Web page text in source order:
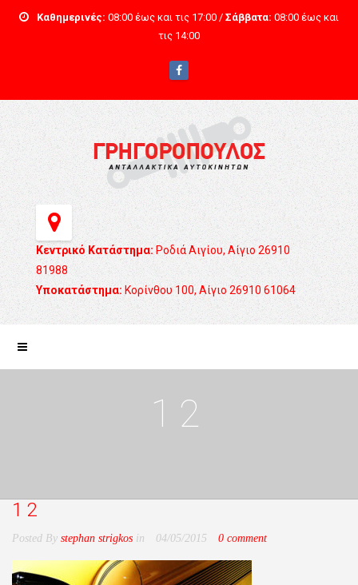
Καθημερινές: 08:00 έως και τις 17:00 / Σάββατα: 08:00 έως και
τις 14:00
Κεντρικό Κατάστημα: Ροδιά Αιγίου, Αίγιο 26910
81988
Υποκατάστημα: Κορίνθου 100, Αίγιο 26910 61064
12
12
Posted By stephan strigkos in 04/05/2015 0 comment